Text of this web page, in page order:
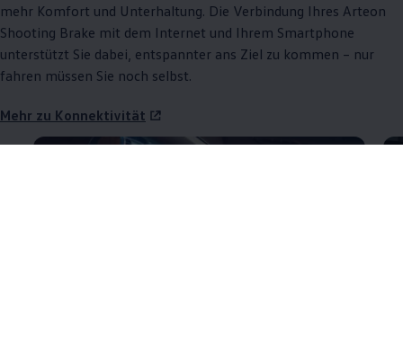
mehr Komfort und Unterhaltung. Die Verbindung Ihres Arteon
Shooting Brake mit dem Internet und Ihrem Smartphone
unterstützt Sie dabei, entspannter ans Ziel zu kommen – nur
fahren müssen Sie noch selbst.
Mehr zu Konnektivität